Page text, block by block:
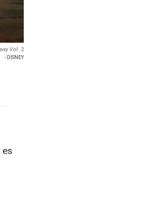
Vol. 2
- DISNEY
es